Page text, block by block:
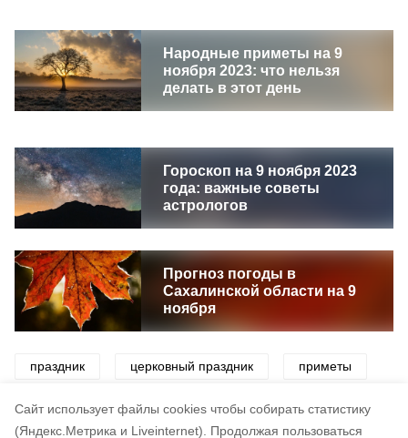
Cайт использует файлы cookies чтобы собирать статистику
(Яндекс.Метрика и Liveinternet).
Продолжая пользоваться
Народные приметы на 9
ноября 2023: что нельзя
делать в этот день
Гороскоп на 9 ноября 2023
года: важные советы
астрологов
Прогноз погоды в
Сахалинской области на 9
ноября
праздник церковный праздник приметы
погода